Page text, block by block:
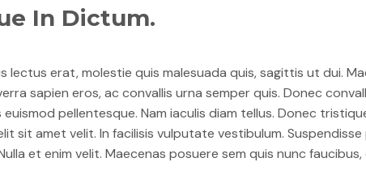
In Dictum.
lectus erat, molestie quis malesuada quis, sagittis ut dui.
sapien eros, ac convallis urna semper quis. Donec
pellentesque. Nam iaculis diam tellus. Donec
sit amet velit. In facilisis vulputate vestibulum.
et enim velit. Maecenas posuere sem quis nunc